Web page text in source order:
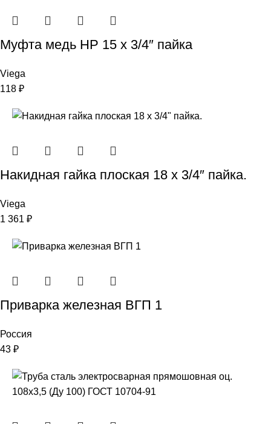
Муфта медь НР 15 х 3/4″ пайка
Viega
118 ₽
Накидная гайка плоская 18 х 3/4″ пайка.
Viega
1 361 ₽
Приварка железная ВГП 1
Россия
43 ₽